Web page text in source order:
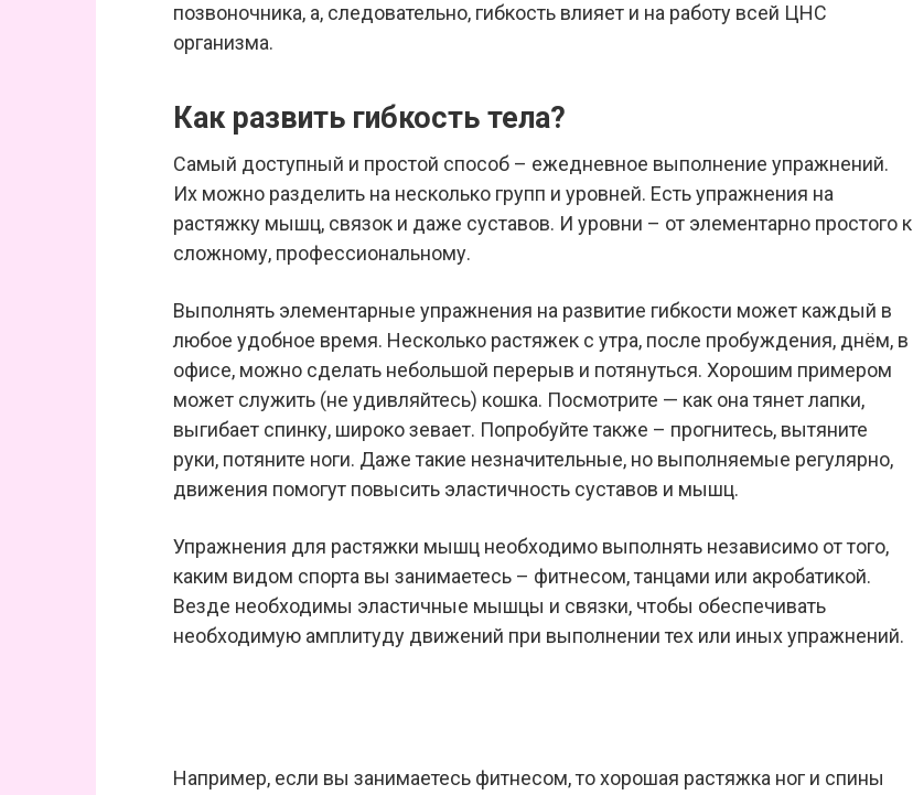
позвоночника, а, следовательно, гибкость влияет и на работу всей ЦНС
организма.
Как развить гибкость тела?
Самый доступный и простой способ – ежедневное выполнение упражнений.
Их можно разделить на несколько групп и уровней. Есть упражнения на
растяжку мышц, связок и даже суставов. И уровни – от элементарно простого к
сложному, профессиональному.
Выполнять элементарные упражнения на развитие гибкости может каждый в
любое удобное время. Несколько растяжек с утра, после пробуждения, днём, в
офисе, можно сделать небольшой перерыв и потянуться. Хорошим примером
может служить (не удивляйтесь) кошка. Посмотрите — как она тянет лапки,
выгибает спинку, широко зевает. Попробуйте также – прогнитесь, вытяните
руки, потяните ноги. Даже такие незначительные, но выполняемые регулярно,
движения помогут повысить эластичность суставов и мышц.
Упражнения для растяжки мышц необходимо выполнять независимо от того,
каким видом спорта вы занимаетесь – фитнесом, танцами или акробатикой.
Везде необходимы эластичные мышцы и связки, чтобы обеспечивать
необходимую амплитуду движений при выполнении тех или иных упражнений.
Например, если вы занимаетесь фитнесом, то хорошая растяжка ног и спины